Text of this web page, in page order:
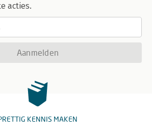
acties.
Aanmelden
KENNIS MAKEN